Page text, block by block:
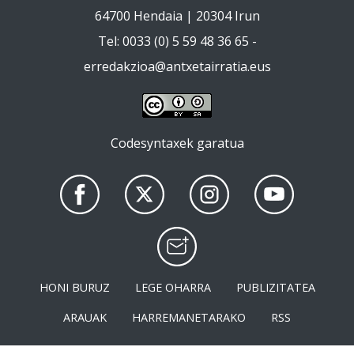
64700 Hendaia | 20304 Irun
Tel: 0033 (0) 5 59 48 36 65 -
erredakzioa@antxetairratia.eus
Codesyntaxek garatua
HONI BURUZ LEGE OHARRA
PUBLIZITATEA
ARAUAK
HARREMANETARAKO RSS